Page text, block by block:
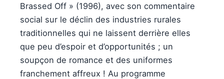
Brassed Off » (1996), avec son commentaire
social sur le déclin des industries rurales
traditionnelles qui ne laissent derrière elles
que peu d’espoir et d’opportunités ; un
soupçon de romance et des uniformes
franchement affreux ! Au programme